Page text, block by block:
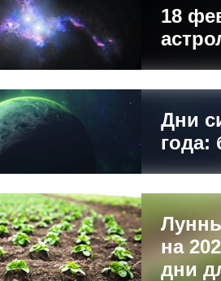
18
Дни
года:
на
дни